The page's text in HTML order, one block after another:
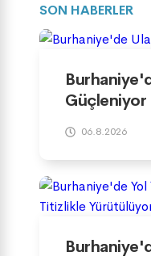
SON HABERLER
Güçleniyor
06.8.2026